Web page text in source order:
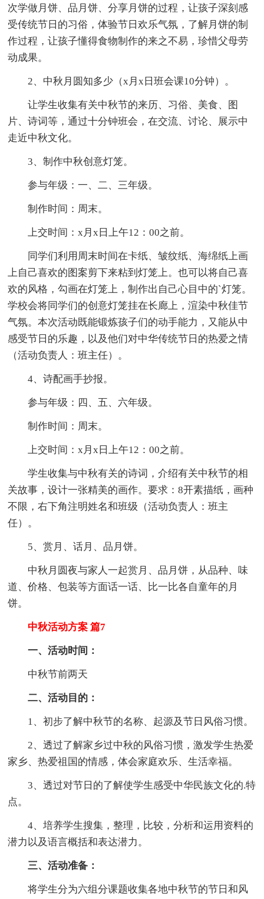
次学做月饼、品月饼、分享月饼的过程，让孩子深刻感
受传统节日的习俗，体验节日欢乐气氛，了解月饼的制
作过程，让孩子懂得食物制作的来之不易，珍惜父母劳
动成果。
2、中秋月圆知多少（x月x日班会课10分钟）。
让学生收集有关中秋节的来历、习俗、美食、图
片、诗词等，通过十分钟班会，在交流、讨论、展示中
走近中秋文化。
3、制作中秋创意灯笼。
参与年级：一、二、三年级。
制作时间：周末。
上交时间：x月x日上午12：00之前。
同学们利用周末时间在卡纸、皱纹纸、海绵纸上画
上自己喜欢的图案剪下来粘到灯笼上。也可以将自己喜
欢的风格，勾画在灯笼上，制作出自己心目中的`灯笼。
学校会将同学们的创意灯笼挂在长廊上，渲染中秋佳节
气氛。本次活动既能锻炼孩子们的动手能力，又能从中
感受节日的乐趣，以及他们对中华传统节日的热爱之情
（活动负责人：班主任）。
4、诗配画手抄报。
参与年级：四、五、六年级。
制作时间：周末。
上交时间：x月x日上午12：00之前。
学生收集与中秋有关的诗词，介绍有关中秋节的相
关故事，设计一张精美的画作。要求：8开素描纸，画种
不限，右下角注明姓名和班级（活动负责人：班主
任）。
5、赏月、话月、品月饼。
中秋月圆夜与家人一起赏月、品月饼，从品种、味
道、价格、包装等方面话一话、比一比各自童年的月
饼。
中秋活动方案 篇7
一、活动时间：
中秋节前两天
二、活动目的：
1、初步了解中秋节的名称、起源及节日风俗习惯。
2、透过了解家乡过中秋的风俗习惯，激发学生热爱
家乡、热爱祖国的情感，体会家庭欢乐、生活幸福。
3、透过对节日的了解使学生感受中华民族文化的.特
点。
4、培养学生搜集，整理，比较，分析和运用资料的
潜力以及语言概括和表达潜力。
三、活动准备：
将学生分为六组分课题收集各地中秋节的节日和风